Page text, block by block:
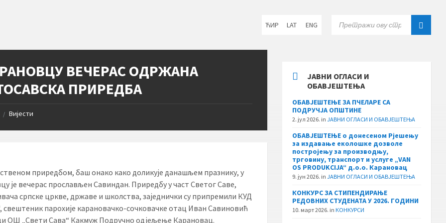
language:
ЋИР LAT ENG
ВЕЧЕРАС ОДРЖАНА
ПРИРЕДБА
/ Вијести
приредбом, баш онако како доликује данашљем празнику, у
је вечерас прослављен Савиндан. Приредбу у част Светог Саве,
српске цркве, државе и школства, заједнички су припремили КУД
свештеник парохије карановачко-сочковачке отац Иван Савиновић
ОШ „Свети Сава“ Какмуж Подручно одјељење Карановац.
ЈАВНИ ОГЛАСИ И
ОБАВЈЕШТЕЊА
ОБАВЈЕШТЕЊЕ ЗА ПЧЕЛАРЕ СА
ПОДРУЧЈА ОПШТИНЕ
2. јул 2026. inЈАВНИ ОГЛАСИ И ОБАВЈЕШТЕЊА
ОБАВЈЕШТЕЊЕ о донесеном Рјешењу
за издавање еколошке дозволе
постројењу за производњу,
трговину, транспорт и услуге „VAN
OS PRODUKCIJA“ д.о.о. Карановац
9. јун 2026. inЈАВНИ ОГЛАСИ И ОБАВЈЕШТЕЊА
КОНКУРС ЗА СТИПЕНДИРАЊЕ
РЕДОВНИХ СТУДЕНАТА У 2026. ГОДИНИ
10. март 2026. inКОНКУРСИ